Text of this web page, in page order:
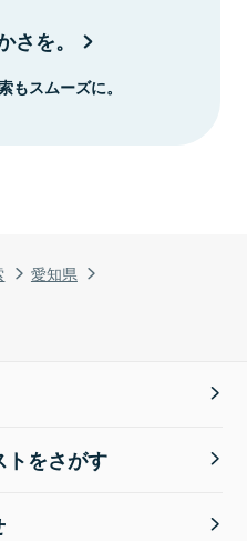
愛知県
を。
もスムーズに。
トをさがす